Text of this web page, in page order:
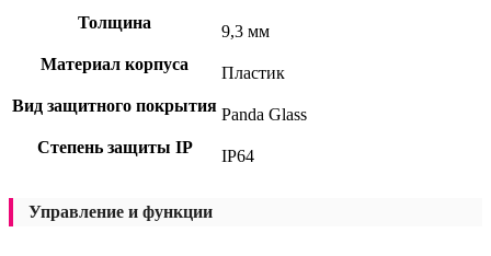
Толщина
9,3 мм
Материал корпуса
Пластик
Вид защитного покрытия Panda Glass
Степень защиты IP
IP64
Управление и функции